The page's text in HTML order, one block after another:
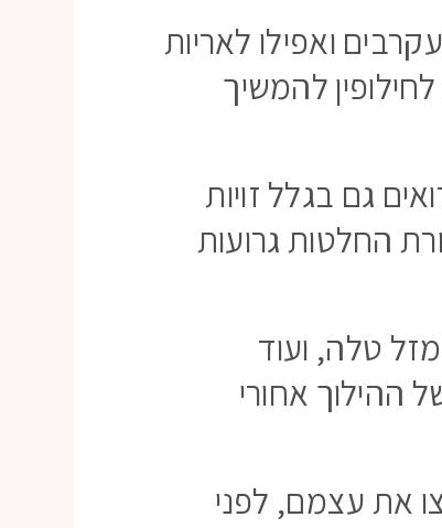
ואפילו לאריות
להמשיך
גם בגלל זויות
החלטות גרועות
טלה, ועוד
ההילוך אחורי
את עצמם, לפני